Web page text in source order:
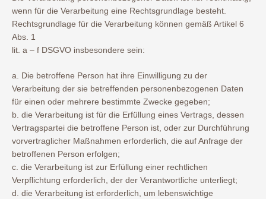
wenn für die Verarbeitung eine Rechtsgrundlage besteht.
Rechtsgrundlage für die Verarbeitung können gemäß Artikel 6
Abs. 1
lit. a – f DSGVO insbesondere sein:
a. Die betroffene Person hat ihre Einwilligung zu der
Verarbeitung der sie betreffenden personenbezogenen Daten
für einen oder mehrere bestimmte Zwecke gegeben;
b. die Verarbeitung ist für die Erfüllung eines Vertrags, dessen
Vertragspartei die betroffene Person ist, oder zur Durchführung
vorvertraglicher Maßnahmen erforderlich, die auf Anfrage der
betroffenen Person erfolgen;
c. die Verarbeitung ist zur Erfüllung einer rechtlichen
Verpflichtung erforderlich, der der Verantwortliche unterliegt;
d. die Verarbeitung ist erforderlich, um lebenswichtige